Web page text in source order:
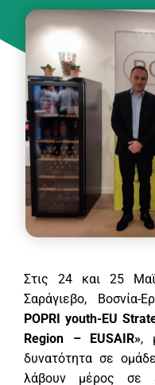
Στις 24 και 25
Σαράγιεβο, Βοσνία-
POPRI youth-EU
Region – EUSAIR»,
δυνατότητα σε
λάβουν μέρος σε